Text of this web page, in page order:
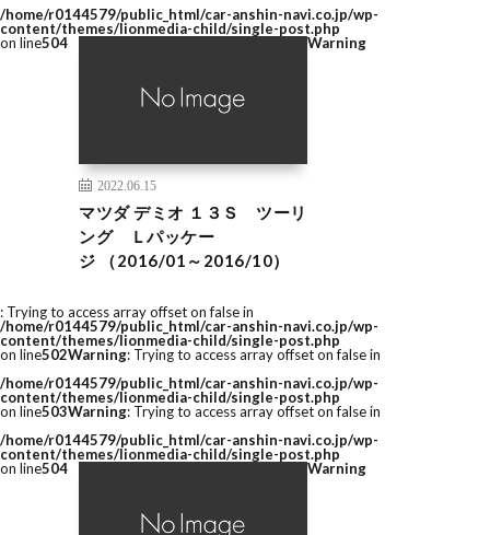
/home/r0144579/public_html/car-anshin-navi.co.jp/wp-
content/themes/lionmedia-child/single-post.php
on line504
2022.06.15
マツダ デミオ １３Ｓ ツーリ
ング Ｌパッケー
ジ （2016/01～2016/10）
Warning
: Trying to access array offset on false in
/home/r0144579/public_html/car-anshin-navi.co.jp/wp-
content/themes/lionmedia-child/single-post.php
on line502Warning: Trying to access array offset on false in
/home/r0144579/public_html/car-anshin-navi.co.jp/wp-
content/themes/lionmedia-child/single-post.php
on line503Warning: Trying to access array offset on false in
/home/r0144579/public_html/car-anshin-navi.co.jp/wp-
content/themes/lionmedia-child/single-post.php
on line504 Warning